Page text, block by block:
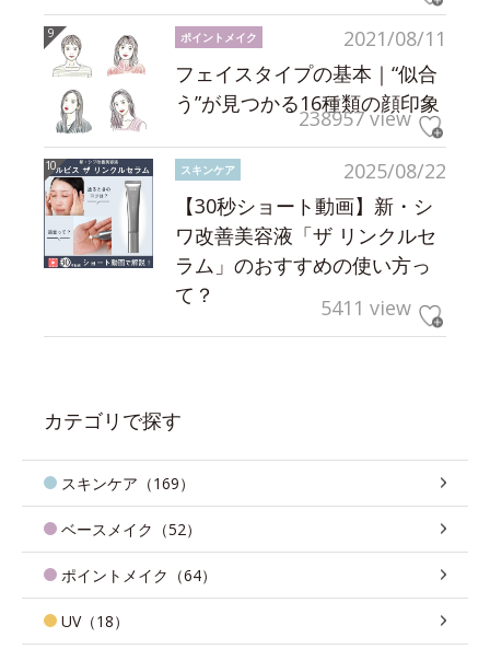
2021/08/11
ポイントメイク
フェイスタイプの基本｜“似合
う”が見つかる16種類の顔印象
238957 view
2025/08/22
スキンケア
【30秒ショート動画】新・シ
ワ改善美容液「ザ リンクルセ
ラム」のおすすめの使い方っ
て？
5411 view
カテゴリで探す
スキンケア（169）
ベースメイク（52）
ポイントメイク（64）
UV（18）